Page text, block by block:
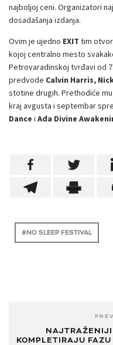
najboljoj ceni. Organizatori
dosadašanja izdanja.
Ovim je ujedno EXIT tim
kojoj centralno mesto
Petrovaradinskoj tvrđavi od
predvode Calvin Harris,
stotine drugih. Prethodiće mu
kraj avgusta i septembar
Dance i Ada Divine
NO SLEEP FESTIVAL
KOMPLETIRAJU